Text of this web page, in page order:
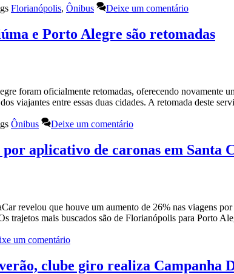
Florianópolis, Ônibus Deixe um comentário
e Porto Alegre são retomadas
foram oficialmente retomadas, oferecendo novamente
viajantes entre essas duas cidades. A retomada deste
Ônibus Deixe um comentário
aplicativo de caronas em Santa
revelou que houve um aumento de 26% nas viagens
trajetos mais buscados são de Florianópolis para Porto
um comentário
clube giro realiza Campanha